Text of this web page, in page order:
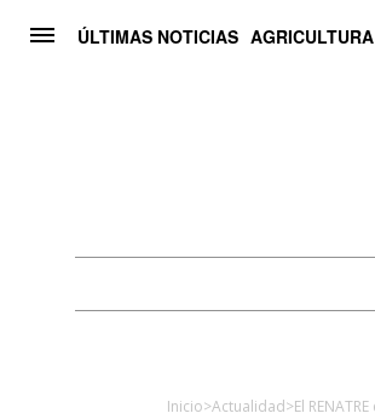
ÚLTIMAS NOTICIAS AGRICULTURA
Inicio>Actualidad>